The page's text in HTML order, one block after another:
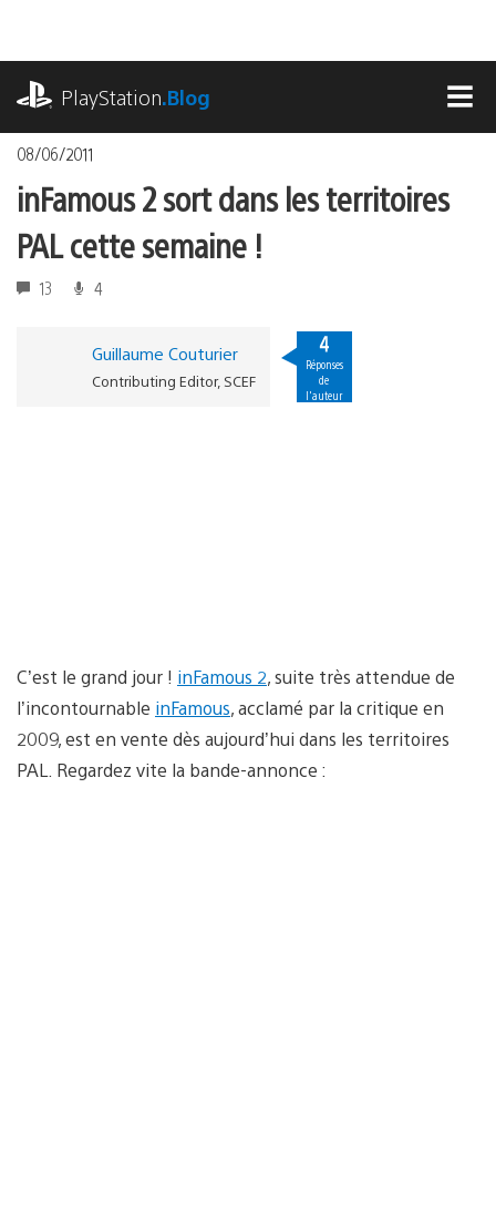
contenu
PlayStation.Blog
08/06/2011
inFamous 2 sort dans les territoires
PAL cette semaine !
13 4
Guillaume Couturier
Contributing Editor, SCEF
4
Réponses
de
l'auteur
C’est le grand jour ! inFamous 2, suite très attendue de
l’incontournable inFamous, acclamé par la critique en
2009, est en vente dès aujourd’hui dans les territoires
PAL. Regardez vite la bande-annonce :